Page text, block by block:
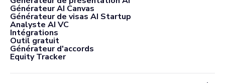
Générateur AI Canvas
Générateur de visas AI Startup
Analyste AI VC
Intégrations
Outil gratuit
Générateur d'accords
Equity Tracker